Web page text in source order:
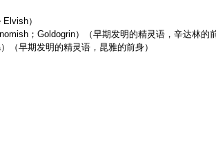
）
；Goldogrin）（早期发明的精灵语，辛达林的
（早期发明的精灵语，昆雅的前身）